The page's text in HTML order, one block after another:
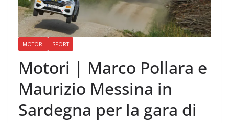
MOTORI SPORT
Motori | Marco Pollara e
Maurizio Messina in
Sardegna per la gara di